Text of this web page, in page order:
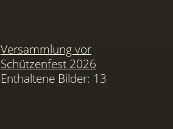
Versammlung vor
Schützenfest 2026
Enthaltene Bilder: 13